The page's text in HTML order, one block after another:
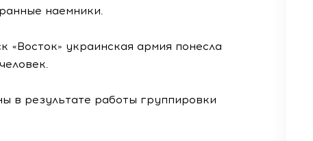
наемники.
«Восток» украинская армия понесла
в результате работы группировки